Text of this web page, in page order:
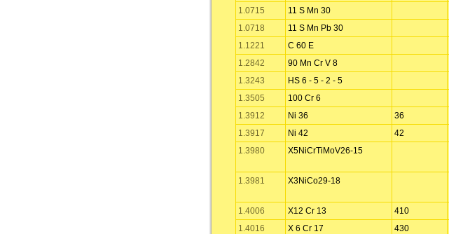
1.0715
11 S Mn 30
1.0718
11 S Mn Pb 30
1.1221
C 60 E
1.2842
90 Mn Cr V 8
1.3243
HS 6 - 5 - 2 - 5
1.3505
100 Cr 6
1.3912
Ni 36 36
1.3917
Ni 42 42
1.3980
X5NiCrTiMoV26-15
1.3981
X3NiCo29-18
1.4006
X12 Cr 13 410
1.4016
X 6 Cr 17 430